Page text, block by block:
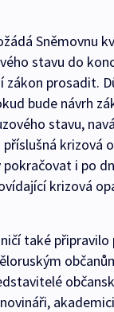
Sněmovnu
stavu do
zákon prosadit.
bude návrh
stavu,
příslušná krizová
pokračovat i po
krizová
také připravilo